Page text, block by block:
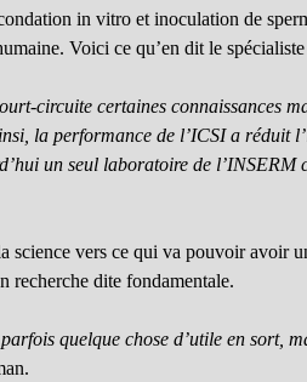
in vitro et inoculation de
Voici ce qu’en dit le
circuite certaines connaissances
la performance de l’ICSI a réduit
un seul laboratoire de l’INSERM
science vers ce qui va pouvoir avoir
recherche dite fondamentale.
quelque chose d’utile en sort,